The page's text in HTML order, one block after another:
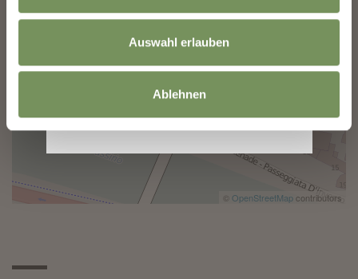
Auswahl erlauben
Ablehnen
© OpenStreetMapcontributors